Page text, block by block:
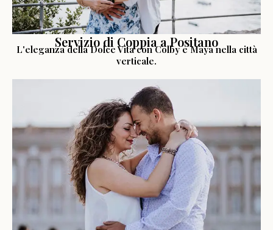
Servizio di Coppia a Positano
L'eleganza della Dolce Vita con Colby e Maya nella città
verticale.
LEGGI LA STORIA